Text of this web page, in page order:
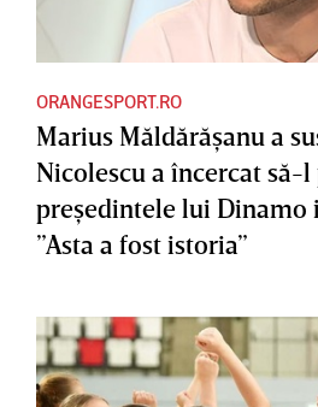
ORANGESPORT.RO
Marius Măldărăşanu a
Nicolescu a încercat să-l
preşedintele lui Dinamo
”Asta a fost istoria”